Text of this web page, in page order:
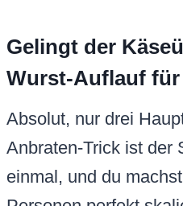
Gelingt der
Wurst-Auflauf
Absolut, nur drei
Anbraten-Trick ist der
einmal, und du